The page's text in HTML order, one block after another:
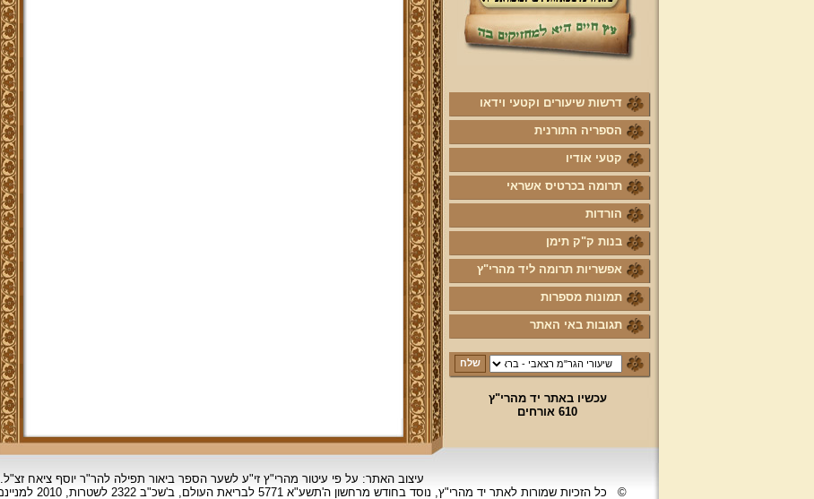
דרשות שיעורים וקטעי וידאו
הספריה התורנית
קטעי אודיו
תרומה בכרטיס אשראי
הורדות
בנות ק"ק תימן
אפשריות תרומה ליד מהרי"ץ
תמונות מספרות
תגובות באי האתר
עכשיו באתר יד מהרי"ץ
610 אורחים
עיצוב האתר: על פי עיטור מהרי"ץ זי"ע לשער הספר ביאור תפילה להר"ר יוסף ציאח זצ"ל.
©
כל הזכיות שמורות לאתר יד מהרי"ץ, נוסד בחודש מרחשוןה'תשע"א 5771 לבריאת העולם, ב'שכ"ב 2322 לשטרות, 2010 למניינם.